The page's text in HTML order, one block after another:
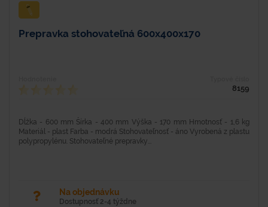
Prepravka stohovateľná 600x400x170
8159
Dĺžka - 600 mm Šírka - 400 mm Výška - 170 mm Hmotnosť - 1,6 kg
Materiál - plast Farba - modrá Stohovateľnosť - áno Vyrobená z plastu
polypropylénu. Stohovateľné prepravky...
Na objednávku
Dostupnosť 2-4 týždne